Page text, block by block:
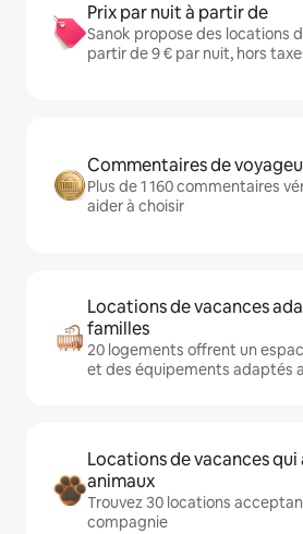
Prix par nuit à partir de
Sanok propose des locations
partir de 9 € par nuit, hors
Commentaires de
Plus de 1 160 commentaires
aider à choisir
Locations de vacances
familles
20 logements offrent un
et des équipements adaptés
Locations de vacances
animaux
Trouvez 30 locations
compagnie